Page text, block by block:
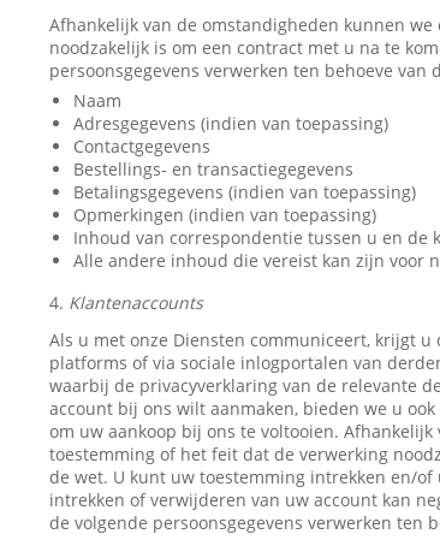
Afhankelijk van de omstandigheden kunnen
noodzakelijk is om een contract met u na te
persoonsgegevens verwerken ten behoeve van
Naam
Adresgegevens (indien van toepassing)
Contactgegevens
Bestellings- en transactiegegevens
Betalingsgegevens (indien van toepassing)
Opmerkingen (indien van toepassing)
Inhoud van correspondentie tussen u en de
Alle andere inhoud die vereist kan zijn voor
4. Klantenaccounts
Als u met onze Diensten communiceert, krijgt
platforms of via sociale inlogportalen van
waarbij de privacyverklaring van de relevante
account bij ons wilt aanmaken, bieden we u
om uw aankoop bij ons te voltooien.
toestemming of het feit dat de verwerking
de wet. U kunt uw toestemming intrekken en/
intrekken of verwijderen van uw account kan
de volgende persoonsgegevens verwerken ten